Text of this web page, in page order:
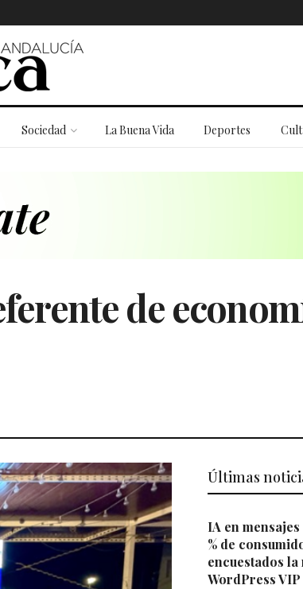
Sociedad La Buena Vida Deportes
de
Últimas
IA en
% de
encuestados
WordPress VIP